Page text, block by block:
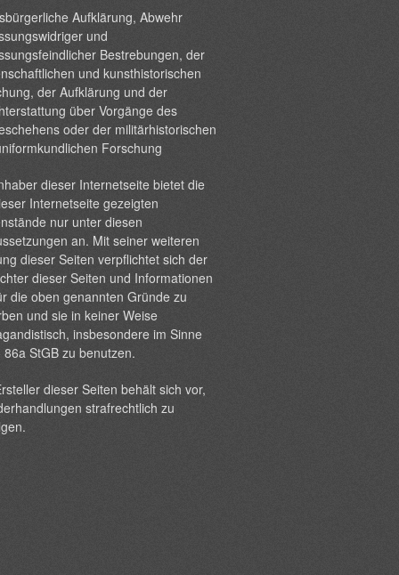
Aufklärung, Abwehr
und
Bestrebungen, der
und kunsthistorischen
der Aufklärung und der
über Vorgänge des
oder der militärhistorischen
Forschung
dieser Internetseite bietet die
Internetseite gezeigten
nur unter diesen
an. Mit seiner weiteren
dieser Seiten verpflichtet sich der
dieser Seiten und Informationen
die oben genannten Gründe zu
und sie in keiner Weise
insbesondere im Sinne
86a StGB zu benutzen.
dieser Seiten behält sich vor,
strafrechtlich zu